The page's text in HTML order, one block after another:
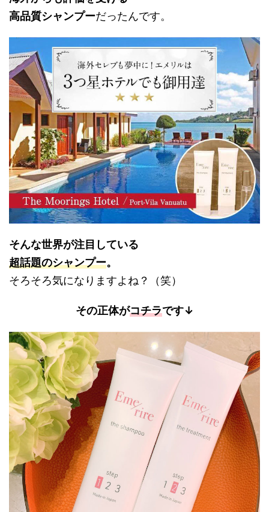
高品質シャンプーだったんです。
そんな世界が注目している
超話題のシャンプー。
そろそろ気になりますよね？（笑）
その正体がコチラです↓